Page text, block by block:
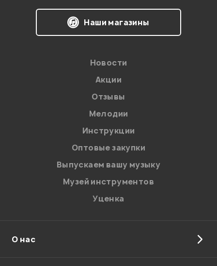
на обработку персональных данных в
Политикой в отношении обработки
персональных данных.
Введите проверочное число:
Отправить
Наши магазины
Новости
Акции
Отзывы
Мелодии
Инструкции
Оптовые закупки
Выпускаем вашу музыку
Музей инструментов
Уценка
О нас